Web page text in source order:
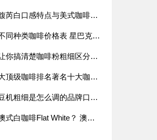
感特点与美式咖啡，卡布奇诺有什么区别哪个苦
同种类咖啡价格表 星巴克菜单
楚咖啡粉粗细区分！手冲咖啡研磨度粗细标准教程
啡排名著名十大咖啡品牌 世界十大咖啡有哪些品牌
细是怎么调的品牌口感风味描述处理法介绍
White？ 澳白、拿铁与卡布奇诺牛奶咖啡比例有什么区别